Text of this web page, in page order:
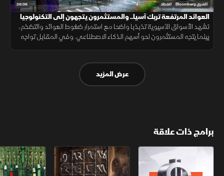
26:06 الشرق Bloomberg اقتصاد
العوائد المرتفعة تربك آسيا.. والمستثمرون يتجهون إلى التكنولوجيا
تشهد الأسواق الآسيوية تذبذبا واضحا مع استمرار ضغوط العوائد والتضخم،
بينما يتجه المستثمرون نحو أسهم الذكاء الاصطناعي. وفي المقابل تواجه
عرض المزيد
برامج ذات علاقة
الأسواق الأميركية ملحمة الأرقام سلاسل